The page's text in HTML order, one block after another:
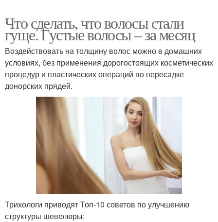
Что сделать, что волосы стали
гуще. Густые волосы – за месяц
Воздействовать на толщину волос можно в домашних
условиях, без применения дорогостоящих косметических
процедур и пластических операций по пересадке
донорских прядей.
Трихологи приводят Топ-10 советов по улучшению
структуры шевелюры: